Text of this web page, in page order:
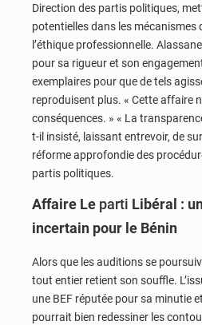
Direction des partis politiques,
potentielles dans les mécanismes
l’éthique professionnelle.
pour sa rigueur et son
exemplaires pour que de tels
reproduisent plus. « Cette affaire
conséquences. » « La
t-il insisté, laissant entrevoir, de
réforme approfondie des
partis politiques.
Affaire Le parti Libéral :
incertain pour le Bénin
Alors que les auditions se
tout entier retient son souffle.
une BEF réputée pour sa minutie
pourrait bien redessiner les